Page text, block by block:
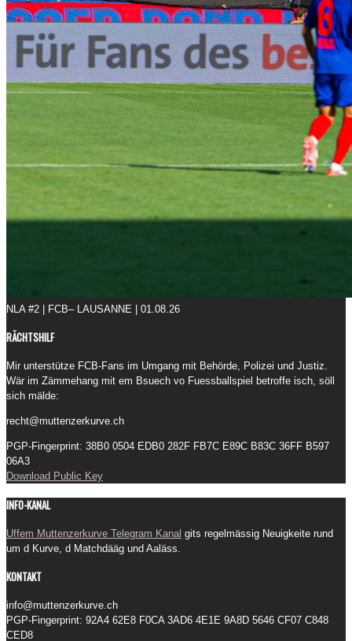
NLA #2 | FCB– LAUSANNE | 01.08.26
RÄCHTSHILF
Mir unterstütze FCB-Fans im Umgang mit Behörde, Polizei und Justiz.
Wär im Zämmehang mit em Bsuech vo Fuessballspiel betroffe isch, söll
sich mälde:
recht@muttenzerkurve.ch
PGP-Fingerprint: 38B0 0504 EDB0 282F FB7C E89C B83C 36FF B597
06A3
Download Public Key
INFO-KANAL
Uffem Muttenzerkurve Telegram Kanal gits regelmässig Neuigkeite rund
um d Kurve, d Matchdääg und Aaläss.
KONTAKT
info@muttenzerkurve.ch
PGP-Fingerprint: 92A4 62E8 F0CA 3AD6 4E1E 9A8D 5646 CF07 C848
CED8